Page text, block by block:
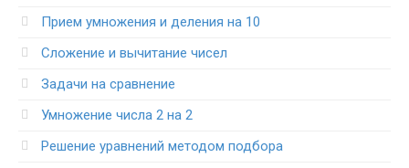
Прием умножения и деления на 10
Сложение и вычитание чисел
Задачи на сравнение
Умножение числа 2 на 2
Решение уравнений методом подбора